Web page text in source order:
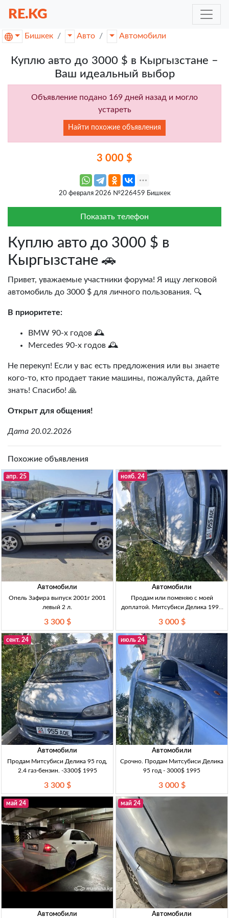
RE.KG
Бишкек Авто Автомобили
Куплю авто до 3000 $ в Кыргызстане –
Ваш идеальный выбор
Объявление подано 169 дней назад и могло
устареть
Найти похожие объявления
3 000 $
20 февраля 2026 №226459 Бишкек
Показать телефон
Куплю авто до 3000 $ в
Кыргызстане 🚗
Привет, уважаемые участники форума! Я ищу легковой
автомобиль до 3000 $ для личного пользования. 🔍
В приоритете:
BMW 90-х годов 🕰️
Mercedes 90-х годов 🕰️
Не перекуп! Если у вас есть предложения или вы знаете
кого-то, кто продает такие машины, пожалуйста, дайте
знать! Спасибо! 🙏
Открыт для общения!
Дата 20.02.2026
Похожие объявления
апр. 25
Автомобили
Опель Зафира выпуск 2001г 2001
левый 2 л.
3 300 $
нояб. 24
Автомобили
Продам или поменяю с моей
доплатой. Митсубиси Делика 1995
3 000 $
сент. 24
Автомобили
Продам Митсубиси Делика 95 год,
2.4 газ-бензин. -3300$ 1995
3 300 $
июль 24
Автомобили
Срочно. Продам Митсубиси Делика
95 год - 3000$ 1995
3 000 $
май 24
Автомобили
май 24
Автомобили